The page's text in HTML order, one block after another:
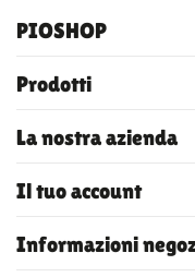
PIOSHOP
Prodotti
La nostra azienda
Il tuo account
Informazioni